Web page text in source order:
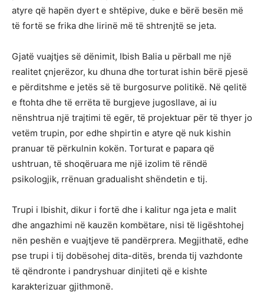
atyre që hapën dyert e shtëpive, duke e bërë besën më
të fortë se frika dhe lirinë më të shtrenjtë se jeta.
Gjatë vuajtjes së dënimit, Ibish Balia u përball me një
realitet çnjerëzor, ku dhuna dhe torturat ishin bërë pjesë
e përditshme e jetës së të burgosurve politikë. Në qelitë
e ftohta dhe të errëta të burgjeve jugosllave, ai iu
nënshtrua një trajtimi të egër, të projektuar për të thyer jo
vetëm trupin, por edhe shpirtin e atyre që nuk kishin
pranuar të përkulnin kokën. Torturat e papara që
ushtruan, të shoqëruara me një izolim të rëndë
psikologjik, rrënuan gradualisht shëndetin e tij.
Trupi i Ibishit, dikur i fortë dhe i kalitur nga jeta e malit
dhe angazhimi në kauzën kombëtare, nisi të ligështohej
nën peshën e vuajtjeve të pandërprera. Megjithatë, edhe
pse trupi i tij dobësohej dita-ditës, brenda tij vazhdonte
të qëndronte i pandryshuar dinjiteti që e kishte
karakterizuar gjithmonë.